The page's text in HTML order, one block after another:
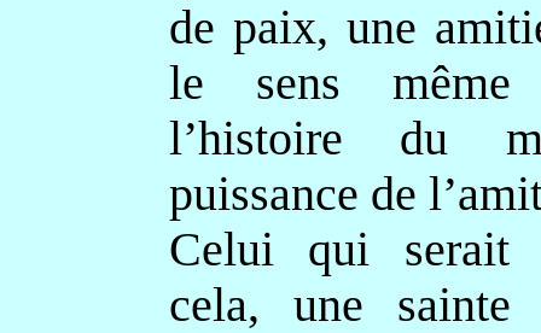
de paix, une
le sens
l’histoire du
puissance de
Celui qui serait
cela, une sainte